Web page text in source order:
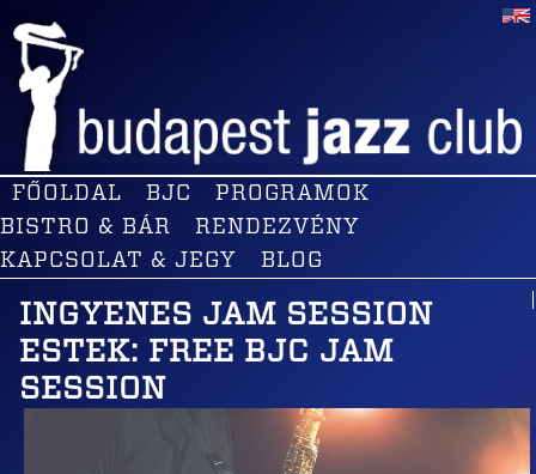
FŐOLDAL BJC
PROGRAMOK
BISTRO & BÁR
RENDEZVÉNY
KAPCSOLAT & JEGY
BLOG
INGYENES JAM SESSION
ESTEK: FREE BJC JAM
SESSION